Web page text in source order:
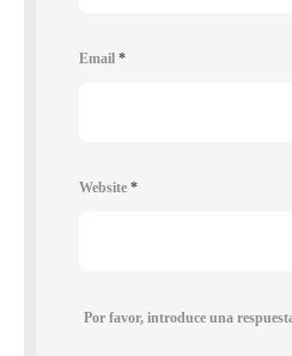
Email *
Website *
Por favor, introduce una